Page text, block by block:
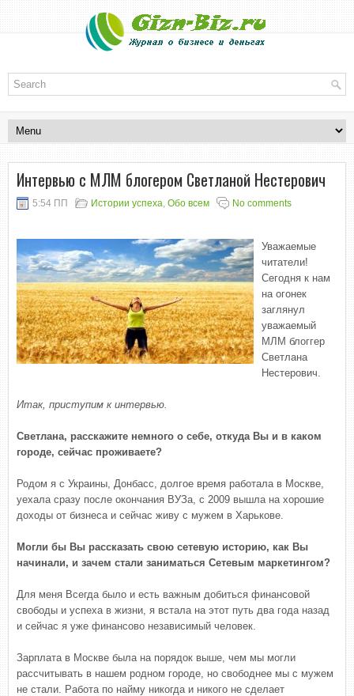
Интервью с МЛМ блогером Светланой Нестерович
5:54 ПП Истории успеха, Обо всем No comments
Уважаемые
читатели!
Сегодня к нам
на огонек
заглянул
уважаемый
МЛМ блоггер
Светлана
Нестерович.
Итак, приступим к интервью.
Светлана, расскажите немного о себе, откуда Вы и в каком
городе, сейчас проживаете?
Родом я с Украины, Донбасс, долгое время работала в Москве,
уехала сразу после окончания ВУЗа, с 2009 вышла на хорошие
доходы от бизнеса и сейчас живу с мужем в Харькове.
Могли бы Вы рассказать свою сетевую историю, как Вы
начинали, и зачем стали заниматься Сетевым маркетингом?
Для меня Всегда было и есть важным добиться финансовой
свободы и успеха в жизни, я встала на этот путь два года назад
и сейчас я уже финансово независимый человек.
Зарплата в Москве была на порядок выше, чем мы могли
рассчитывать в нашем родном городе, но свободнее мы с мужем
не стали. Работа по найму никогда и никого не сделает